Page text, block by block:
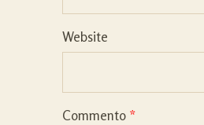
Website
Commento *